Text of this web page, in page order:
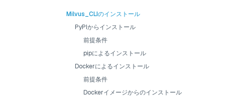
Milvus_CLIのインストール
PyPIからインストール
前提条件
pipによるインストール
Dockerによるインストール
前提条件
Dockerイメージからのインストール